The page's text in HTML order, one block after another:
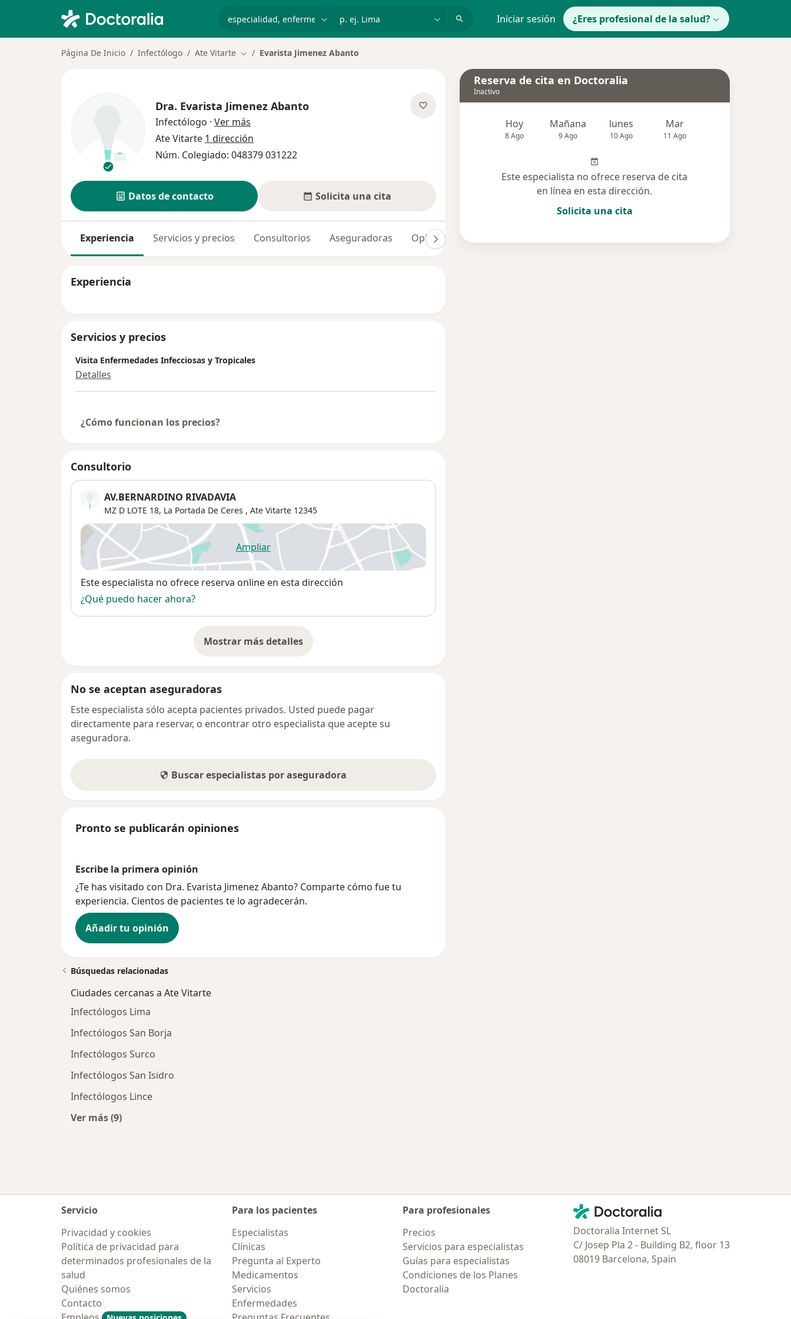
Iniciar sesión ¿Eres profesional de la salud?
Página De Inicio Infectólogo Ate Vitarte Cambiar de ciudad
Evarista Jimenez Abanto
Dra. Evarista Jimenez Abanto
Infectólogo · Ver más
Ate Vitarte 1 dirección
Núm. Colegiado: 048379 031222
Datos de contacto Solicita una cita
Experiencia Servicios y precios Consultorios Aseguradoras Opiniones
Experiencia
Servicios y precios
Visita Enfermedades Infecciosas y Tropicales
Detalles
¿Cómo funcionan los precios?
Consultorio
AV.BERNARDINO RIVADAVIA
MZ D LOTE 18, La Portada De Ceres , Ate Vitarte 12345
Ampliarse abre en una nueva pestaña
Disponibilidad
Este especialista no ofrece reserva online en esta dirección
¿Qué puedo hacer ahora?
Mostrar más detalles
sobre la dirección
No se aceptan aseguradoras
Este especialista sólo acepta pacientes privados. Usted puede pagar
directamente para reservar, o encontrar otro especialista que acepte su
aseguradora.
Buscar especialistas por aseguradora
Pronto se publicarán opiniones
Escribe la primera opinión
¿Te has visitado con Dra. Evarista Jimenez Abanto? Comparte cómo fue tu
experiencia. Cientos de pacientes te lo agradecerán.
Añadir tu opinión
Reserva de cita en Doctoralia
Inactivo
Hoy
8 Ago
Mañana
9 Ago
lunes
10 Ago
Mar
11 Ago
Este especialista no ofrece reserva de cita
en línea en esta dirección.
Solicita una cita
Búsquedas relacionadas
Ciudades cercanas a Ate Vitarte
Infectólogos Lima
Infectólogos San Borja
Infectólogos Surco
Infectólogos San Isidro
Infectólogos Lince
Ver más (9)
Servicio
Privacidad y cookies
Política de privacidad para
determinados profesionales de la
salud
Quiénes somos
Contacto
Para los pacientes
Especialistas
Clínicas
Pregunta al Experto
Medicamentos
Servicios
Enfermedades
Para profesionales
Precios
Servicios para especialistas
Guías para especialistas
Condiciones de los Planes
Doctoralia
Contacto
Doctoralia - Página de inicio
Doctoralia Internet SL
C/ Josep Pla 2 - Building B2, floor 13
08019 Barcelona, Spain